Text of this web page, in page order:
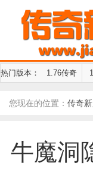
热门版本： 1.76传奇
您现在的位置： 传奇
牛魔洞